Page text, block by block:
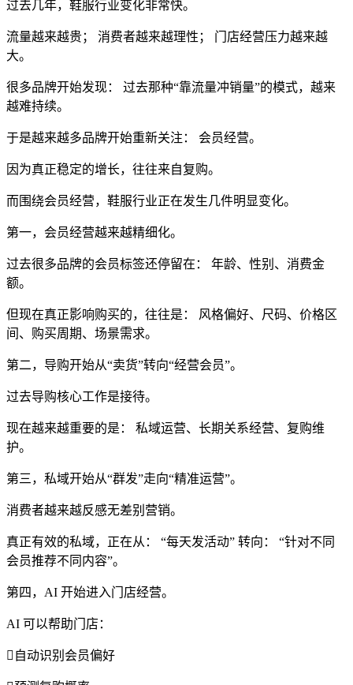
过去几年，鞋服行业变化非常快。
流量越来越贵； 消费者越来越理性； 门店经营压力越来越
大。
很多品牌开始发现： 过去那种“靠流量冲销量”的模式，越来
越难持续。
于是越来越多品牌开始重新关注： 会员经营。
因为真正稳定的增长，往往来自复购。
而围绕会员经营，鞋服行业正在发生几件明显变化。
第一，会员经营越来越精细化。
过去很多品牌的会员标签还停留在： 年龄、性别、消费金
额。
但现在真正影响购买的，往往是： 风格偏好、尺码、价格区
间、购买周期、场景需求。
第二，导购开始从“卖货”转向“经营会员”。
过去导购核心工作是接待。
现在越来越重要的是： 私域运营、长期关系经营、复购维
护。
第三，私域开始从“群发”走向“精准运营”。
消费者越来越反感无差别营销。
真正有效的私域，正在从： “每天发活动” 转向： “针对不同
会员推荐不同内容”。
第四，AI 开始进入门店经营。
AI 可以帮助门店：
自动识别会员偏好